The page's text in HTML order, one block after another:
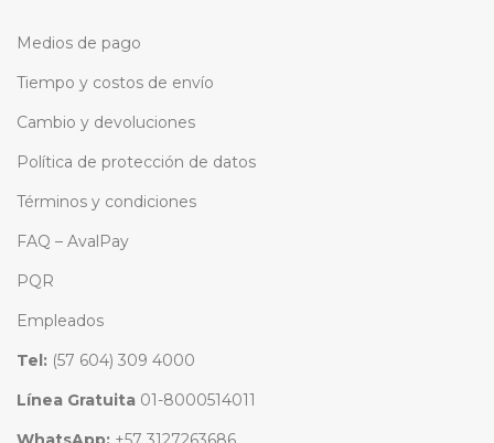
Medios de pago
Tiempo y costos de envío
Cambio y devoluciones
Política de protección de datos
Términos y condiciones
FAQ – AvalPay
PQR
Empleados
Tel: (57 604) 309 4000
Línea Gratuita 01-8000514011